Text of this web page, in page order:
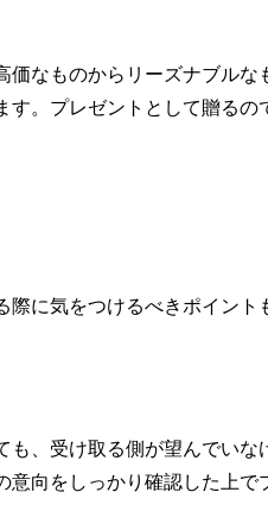
価なものからリーズナブル
す。プレゼントとして贈る
に気をつけるべきポイント
も、受け取る側が望んでい
向をしっかり確認した上で